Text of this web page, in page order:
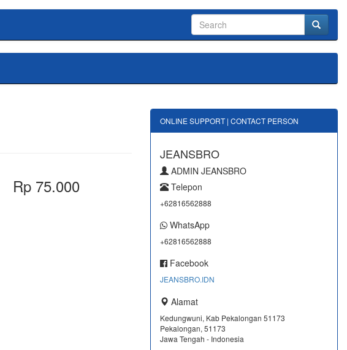
Rp 75.000
ONLINE SUPPORT | CONTACT PERSON
JEANSBRO
ADMIN JEANSBRO
Telepon
+62816562888
WhatsApp
+62816562888
Facebook
JEANSBRO.IDN
Alamat
Kedungwuni, Kab Pekalongan 51173
Pekalongan, 51173
Jawa Tengah - Indonesia